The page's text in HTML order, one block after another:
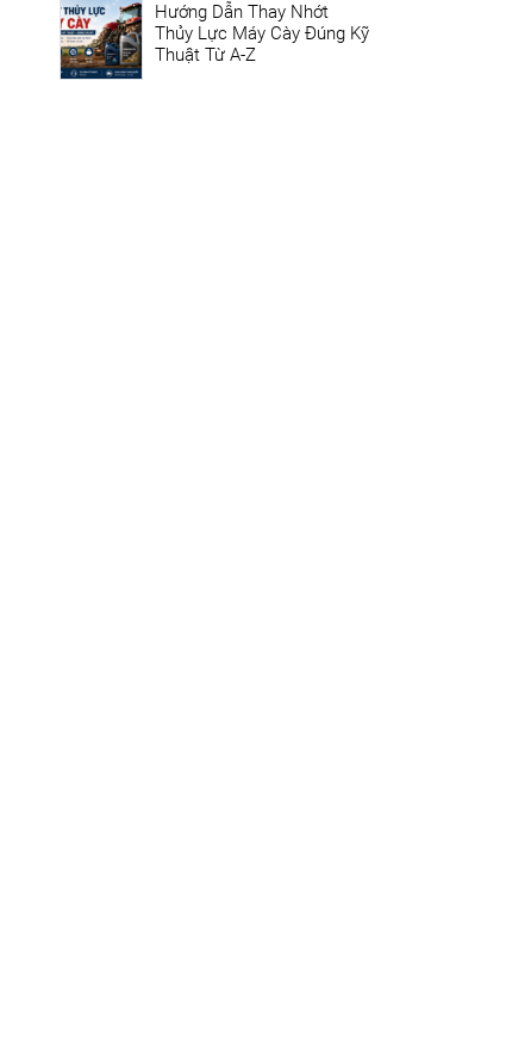
Hướng Dẫn Thay Nhớt
Thủy Lực Máy Cày Đúng Kỹ
Thuật Từ A-Z